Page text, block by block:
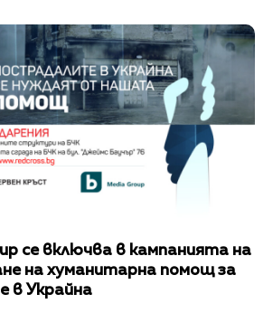
се включва в кампанията на
на хуманитарна помощ за
в Украйна